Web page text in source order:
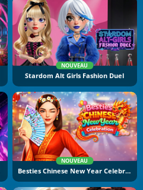
NOUVEAU
Stardom Alt Girls Fashion Duel
NOUVEAU
Besties Chinese New Year Celebration